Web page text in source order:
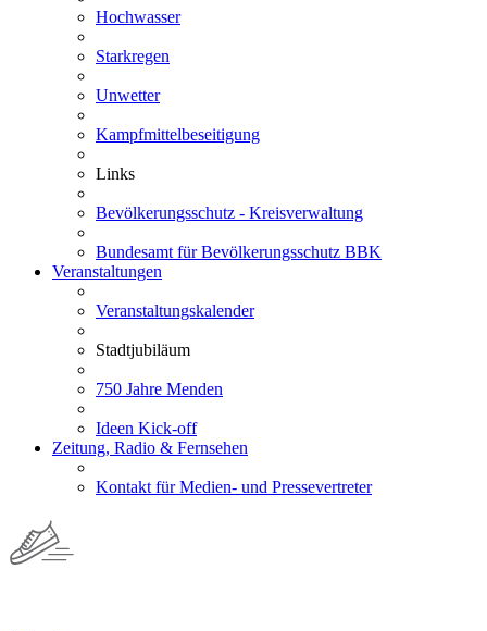
Hochwasser
Starkregen
Unwetter
Kampfmittelbeseitigung
Links
Bevölkerungsschutz - Kreisverwaltung
Bundesamt für Bevölkerungsschutz BBK
Veranstaltungen
Veranstaltungskalender
Stadtjubiläum
750 Jahre Menden
Ideen Kick-off
Zeitung, Radio & Fernsehen
Kontakt für Medien- und Pressevertreter